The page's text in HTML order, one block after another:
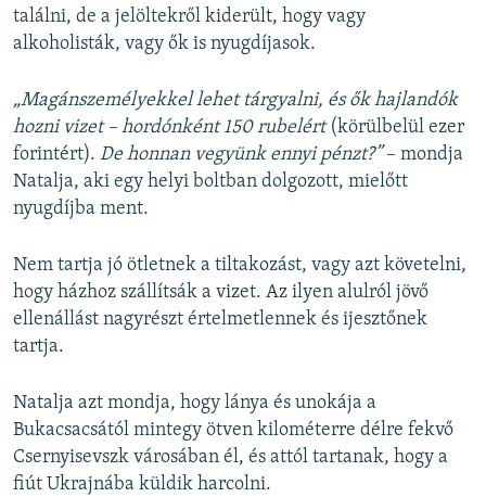
találni, de a jelöltekről kiderült, hogy vagy
alkoholisták, vagy ők is nyugdíjasok.
„Magánszemélyekkel lehet tárgyalni, és ők hajlandók
hozni vizet – hordónként 150 rubelért (körülbelül ezer
forintért). De honnan vegyünk ennyi pénzt?”– mondja
Natalja, aki egy helyi boltban dolgozott, mielőtt
nyugdíjba ment.
Nem tartja jó ötletnek a tiltakozást, vagy azt követelni,
hogy házhoz szállítsák a vizet. Az ilyen alulról jövő
ellenállást nagyrészt értelmetlennek és ijesztőnek
tartja.
Natalja azt mondja, hogy lánya és unokája a
Bukacsacsától mintegy ötven kilométerre délre fekvő
Csernyisevszk városában él, és attól tartanak, hogy a
fiút Ukrajnába küldik harcolni.